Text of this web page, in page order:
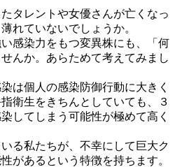
タレントや女優さんが亡くなっ
れていないでしょうか。
感染力をもつ変異株にも、「何
んか。あらためて考えてみまし
は個人の感染防御行動に大きく
衛生をきちんとしていても、３
してしまう可能性が極めて高く
る私たちが、不幸にして巨大ク
があるという特徴を持ちます。